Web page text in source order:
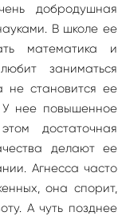
добродушная
В школе ее
математика и
заниматься
не становится ее
У нее повышенное
достаточная
делают ее
Агнесса часто
она спорит,
А чуть позднее